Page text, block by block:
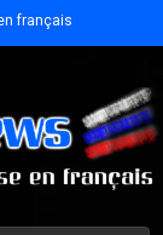
français